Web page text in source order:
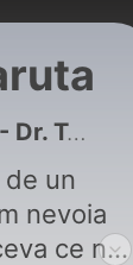
fǎcutǎ la timp, ține chirurgul deoparte.
un
nevoia
ce nu